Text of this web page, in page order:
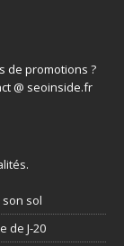
de promotions ?
@ seoinside.fr
.
son sol
de J-20